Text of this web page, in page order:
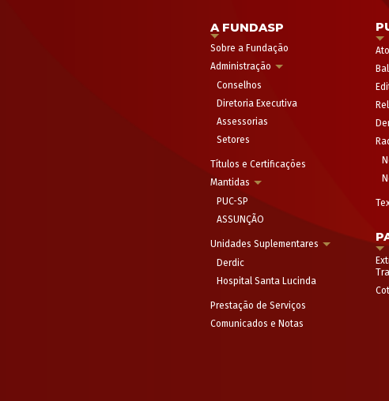
A FUNDASP
Sobre a Fundação
Administração
Conselhos
Diretoria Executiva
Assessorias
Setores
Títulos e Certificações
Mantidas
PUC-SP
ASSUNÇÃO
Unidades Suplementares
Derdic
Hospital Santa Lucinda
Prestação de Serviços
Comunicados e Notas